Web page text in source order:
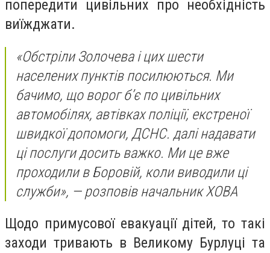
попередити цивільних про необхідність
виїжджати.
«Обстріли Золочева і цих шести
населених пунктів посилюються. Ми
бачимо, що ворог б’є по цивільних
автомобілях, автівках поліції, екстреної
швидкої допомоги, ДСНС. далі надавати
ці послуги досить важко. Ми це вже
проходили в Боровій, коли виводили ці
служби», — розповів начальник ХОВА
Щодо примусової евакуації дітей, то такі
заходи тривають в Великому Бурлуці та